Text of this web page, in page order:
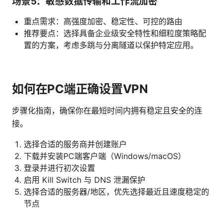
重点需求：高强度加密、稳定性、可控的路由
推荐要点：选择具备企业级安全特性和细粒度策略配
置的方案，考虑多跳与分离隧道以保护特定应用。
如何在PC端正确设置VPN
步骤化指南，确保你在最短时间内拥有稳定且安全的连
接。
选择合适的服务商并创建账户
下载并安装PC端客户端（Windows/macOS）
登录并进行初次设置
启用 Kill Switch 与 DNS 泄漏保护
选择合适的服务器/地区，优先选择最近且速度稳定的
节点